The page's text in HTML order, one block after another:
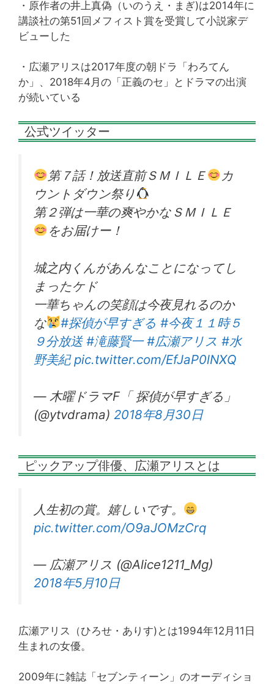
・原作者の井上真偽（いのうえ・まぎ)は2014年に
講談社の第51回メフィスト賞を受賞して小説家デ
ビューした
・広瀬アリスは2017年度の朝ドラ「わろてん
か」、2018年4月の「正義のセ」とドラマの出演
が続いている
公式ツイッター
第７話！放送直前ＳＭＩＬＥ
カ
ウントダウン祭り
第２弾は一華の爽やかなＳＭＩＬＥ
をお届けー！
城之内くんがあんなことになってし
まったケド
一華ちゃんの笑顔は今夜見れるのか
な
#探偵が早すぎる #今夜１１時５
９分放送 #滝藤賢一 #広瀬アリス #水
野美紀 pic.twitter.com/EfJaP0lNXQ
— 木曜ドラマF「 探偵が早すぎる」
(@ytvdrama) 2018年8月30日
ピックアップ俳優、広瀬アリスとは
人生初の賞。嬉しいです。
pic.twitter.com/O9aJOMzCrq
— 広瀬アリス (@Alice1211_Mg)
2018年5月10日
広瀬アリス（ひろせ・ありす)とは1994年12月11日
生まれの女優。
2009年に雑誌「セブンティーン」のオーディショ